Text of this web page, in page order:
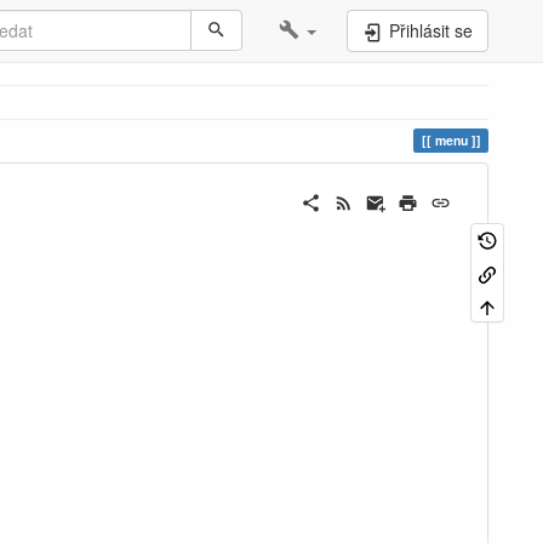
Přihlásit se
menu